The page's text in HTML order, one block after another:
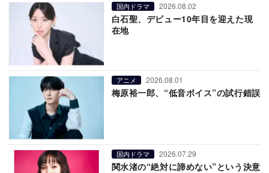
国内ドラマ 2026.08.02
白石聖、デビュー10年目を迎えた現
在地
アニメ 2026.08.01
梅原裕一郎、“低音ボイス”の試行錯誤
国内ドラマ 2026.07.29
関水渚の“絶対に諦めない”という決意